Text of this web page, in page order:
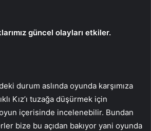
güncel olayları etkiler.
durum aslında oyunda karşımıza
Kız’ı tuzağa düşürmek için
oyun içerisinde incelenebilir. Bundan
bize bu açıdan bakıyor yani oyunda